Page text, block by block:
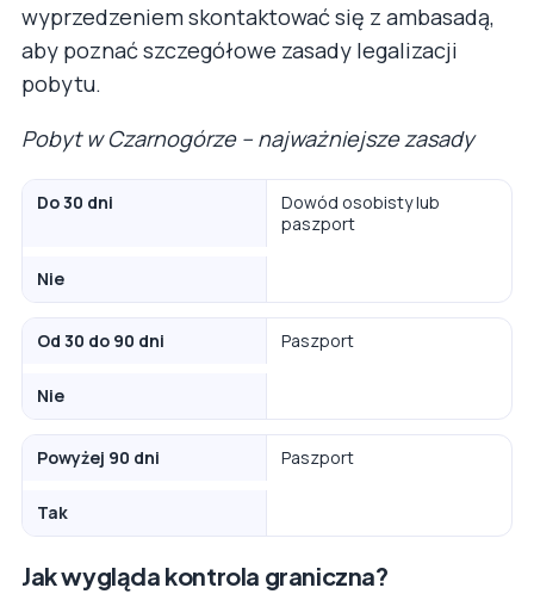
wyprzedzeniem skontaktować się z ambasadą,
aby poznać szczegółowe zasady legalizacji
pobytu.
Pobyt w Czarnogórze – najważniejsze zasady
Do 30 dni
Dowód osobisty lub
paszport
Nie
Od 30 do 90 dni Paszport
Nie
Powyżej 90 dni Paszport
Tak
Jak wygląda kontrola graniczna?